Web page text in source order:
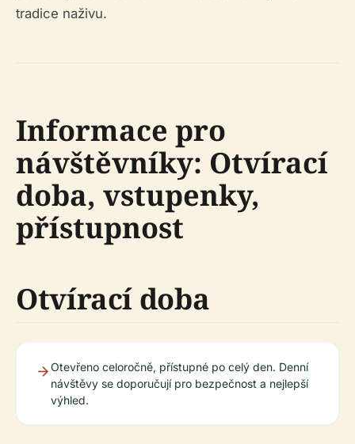
tradice naživu.
Informace pro
návštěvníky: Otvírací
doba, vstupenky,
přístupnost
Otvírací doba
Otevřeno celoročně, přístupné po celý den. Denní
návštěvy se doporučují pro bezpečnost a nejlepší
výhled.